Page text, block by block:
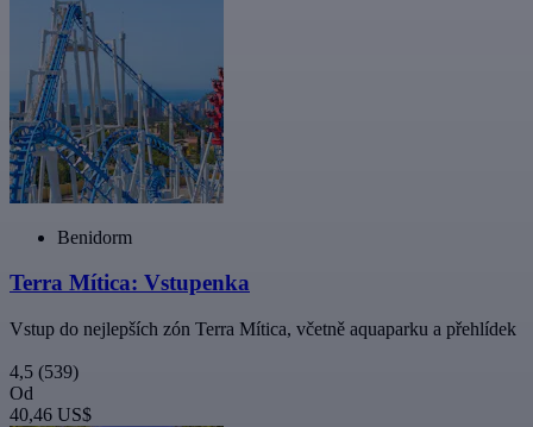
Benidorm
Terra Mítica: Vstupenka
Vstup do nejlepších zón Terra Mítica, včetně aquaparku a přehlídek
4,5 (539)
Od
40,46 US$